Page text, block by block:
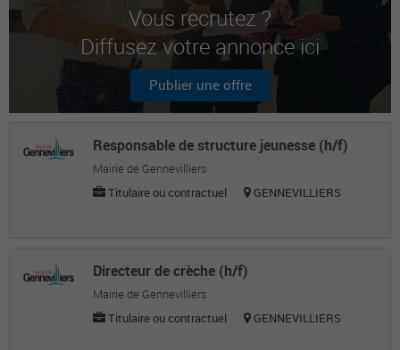
Responsable juridique et communication
Philippe G.
Dga directeur général adjoint
Thierry P.
Chargé de mission
Isabelle T.
Responsable magasin epi
Vous recrutez ?
Diffusez votre annonce ici
Publier une offre
Responsable de structure jeunesse (h/f)
Mairie de Gennevilliers
Titulaire ou contractuel
GENNEVILLIERS
Directeur de crèche (h/f)
Mairie de Gennevilliers
Titulaire ou contractuel
GENNEVILLIERS